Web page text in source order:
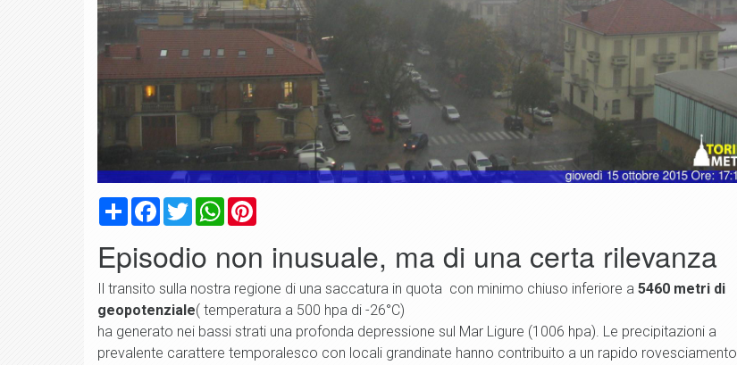
CondividiFacebook
TwitterWhatsApp
Episodio non inusuale, ma di una certa rilevanza
Il transito sulla nostra regione di una saccatura in quota con minimo chiuso inferiore a 5460 metri di
geopotenziale( temperatura a 500 hpa di -26°C)
ha generato nei bassi strati una profonda depressione sul Mar Ligure (1006 hpa). Le precipitazioni a
prevalente carattere temporalesco con locali grandinate hanno contribuito a un rapido rovesciamento